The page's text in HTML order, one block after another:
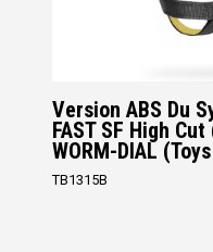
Version ABS Du
FAST SF High
WORM-DIAL
TB1315B